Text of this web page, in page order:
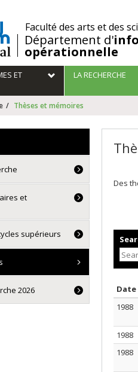
/Faculté des arts et des
Département d'
opérationnelle
ET LA RECHERCHE
Thèses et mémoires
Des
Date
1988
1988
1988
et
supérieurs
2026